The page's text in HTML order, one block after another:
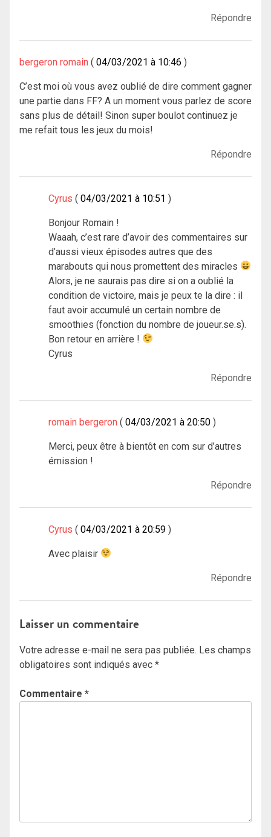
Répondre
bergeron romain 04/03/2021 à 10:46
C’est moi où vous avez oublié de dire comment gagner
une partie dans FF? A un moment vous parlez de score
sans plus de détail! Sinon super boulot continuez je
me refait tous les jeux du mois!
Répondre
Cyrus 04/03/2021 à 10:51
Bonjour Romain !
Waaah, c’est rare d’avoir des commentaires sur
d’aussi vieux épisodes autres que des
marabouts qui nous promettent des miracles
Alors, je ne saurais pas dire si on a oublié la
condition de victoire, mais je peux te la dire : il
faut avoir accumulé un certain nombre de
smoothies (fonction du nombre de joueur.se.s).
Bon retour en arrière !
Cyrus
Répondre
romain bergeron 04/03/2021 à 20:50
Merci, peux être à bientôt en com sur d’autres
émission !
Répondre
Cyrus 04/03/2021 à 20:59
Avec plaisir
Répondre
Laisser un commentaire
Votre adresse e-mail ne sera pas publiée. Les champs
obligatoires sont indiqués avec *
Commentaire *